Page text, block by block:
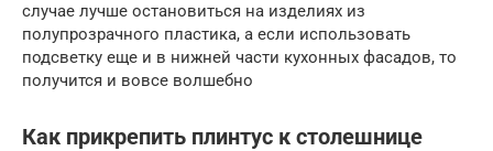
случае лучше остановиться на изделиях из
полупрозрачного пластика, а если использовать
подсветку еще и в нижней части кухонных фасадов, то
получится и вовсе волшебно
Как прикрепить плинтус к столешнице